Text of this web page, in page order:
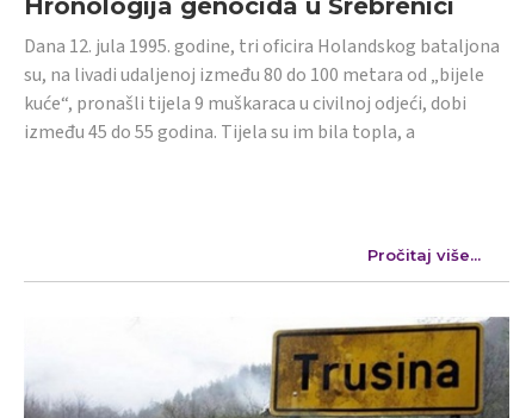
Dana 12. jula 1995. godine, tri oficira Holandskog bataljona
su, na livadi udaljenoj između 80 do 100 metara od „bijele
kuće“, pronašli tijela 9 muškaraca u civilnoj odjeći, dobi
između 45 do 55 godina. Tijela su im bila topla, a
Pročitaj više...